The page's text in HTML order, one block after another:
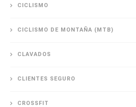
CICLISMO
CICLISMO DE MONTAÑA (MTB)
CLAVADOS
CLIENTES SEGURO
CROSSFIT